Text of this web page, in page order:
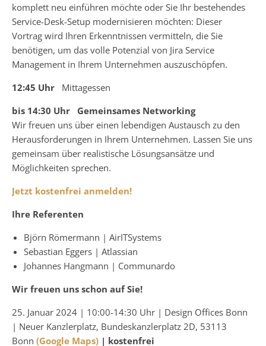
komplett neu einführen möchte oder Sie Ihr bestehendes
Service-Desk-Setup modernisieren möchten: Dieser
Vortrag wird Ihren Erkenntnissen vermitteln, die Sie
benötigen, um das volle Potenzial von Jira Service
Management in Ihrem Unternehmen auszuschöpfen.
12:45 Uhr Mittagessen
bis 14:30 Uhr Gemeinsames Networking
Wir freuen uns über einen lebendigen Austausch zu den
Herausforderungen in Ihrem Unternehmen. Lassen Sie uns
gemeinsam über realistische Lösungsansätze und
Möglichkeiten sprechen.
Jetzt kostenfrei anmelden!
Ihre Referenten
Björn Römermann | AirITSystems
Sebastian Eggers | Atlassian
Johannes Hangmann | Communardo
Wir freuen uns schon auf Sie!
25. Januar 2024 | 10:00-14:30 Uhr | Design Offices Bonn
| Neuer Kanzlerplatz, Bundeskanzlerplatz 2D, 53113
Bonn (Google Maps) | kostenfrei